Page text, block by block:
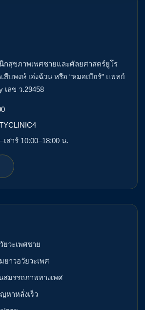
กสุขภาพเพศชายและศัลยศาสตร์ยูโร
บพงษ์ เอ่งฉ้วน หรือ “หมอเบียร์” แพทย์
เลข ว.29458
เสาร์ 10:00–18:00 น.
ยวะเพศชาย
ยาวอวัยวะเพศ
สมรรถภาพทางเพศ
หาหลั่งเร็ว